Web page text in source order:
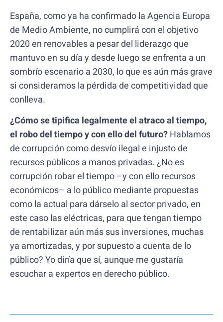
España, como ya ha confirmado la Agencia Europa
de Medio Ambiente, no cumplirá con el objetivo
2020 en renovables a pesar del liderazgo que
mantuvo en su día y desde luego se enfrenta a un
sombrío escenario a 2030, lo que es aún más grave
si consideramos la pérdida de competitividad que
conlleva.
¿Cómo se tipifica legalmente el atraco al tiempo,
el robo del tiempo y con ello del futuro?Hablamos
de corrupción como desvío ilegal e injusto de
recursos públicos a manos privadas. ¿No es
corrupción robar el tiempo –y con ello recursos
económicos– a lo público mediante propuestas
como la actual para dárselo al sector privado, en
este caso las eléctricas, para que tengan tiempo
de rentabilizar aún más sus inversiones, muchas
ya amortizadas, y por supuesto a cuenta de lo
público? Yo diría que sí, aunque me gustaría
escuchar a expertos en derecho público.